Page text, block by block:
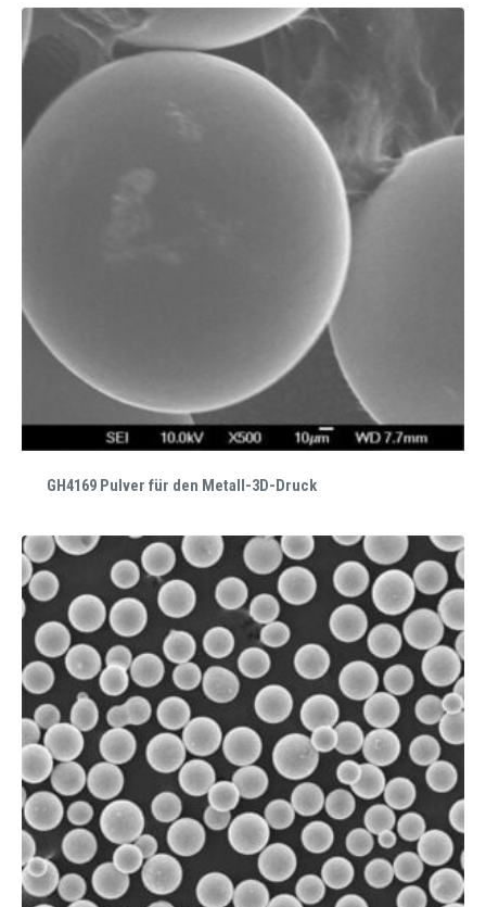
GH4169 Pulver für den Metall-3D-Druck